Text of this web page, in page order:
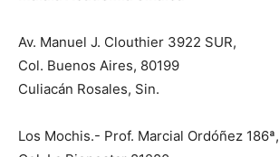
Av. Manuel J. Clouthier 3922 SUR,
Col. Buenos Aires, 80199
Culiacán Rosales, Sin.
Los Mochis.- Prof. Marcial Ordóñez 186ª,